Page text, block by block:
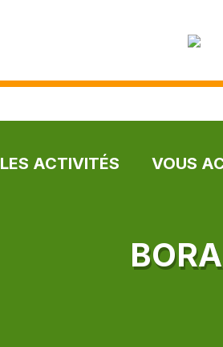
LES ACTIVITÉS VOUS